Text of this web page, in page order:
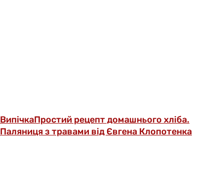
ВипічкаПростий рецепт домашнього хліба.
Паляниця з травами від Євгена Клопотенка